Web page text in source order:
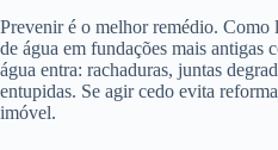
Prevenir é o melhor remédio.
de água em fundações mais antigas
água entra: rachaduras, juntas
entupidas. Se agir cedo evita
imóvel.